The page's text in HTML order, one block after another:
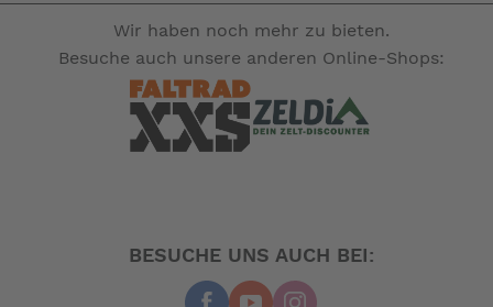
Wir haben noch mehr zu bieten.
Besuche auch unsere anderen Online-Shops:
BESUCHE UNS AUCH BEI: